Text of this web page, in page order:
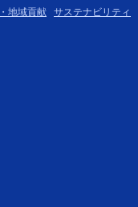
地域貢献 サステナビリティ